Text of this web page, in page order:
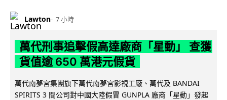
Lawton 7 小時
萬代刑事追擊假高達廠商「星動」 查獲
貨值逾 650 萬港元假貨
萬代南夢宮集團旗下萬代南夢宮影視工廠、萬代及 BANDAI
SPIRITS 3 間公司對中國大陸假冒 GUNPLA 廠商「星動」發起